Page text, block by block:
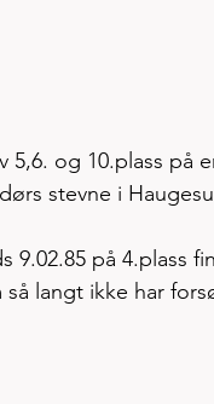
5,6. og 10.plass på
stevne i
9.02.85 på 4.plass
så langt ikke har